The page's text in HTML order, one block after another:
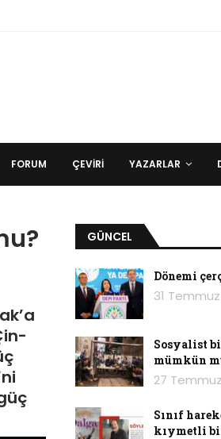
FORUM ÇEVIRI YAZARLAR
GÜNCEL
Dönemi
31
Sosyalist
mümkün
27
Sınıf
kıymetli